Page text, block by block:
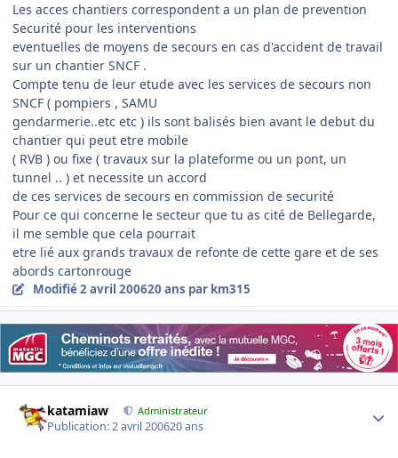
Les acces chantiers correspondent a un plan de prevention
Securité pour les interventions
eventuelles de moyens de secours en cas d'accident de travail
sur un chantier SNCF .
Compte tenu de leur etude avec les services de secours non
SNCF ( pompiers , SAMU
gendarmerie..etc etc ) ils sont balisés bien avant le debut du
chantier qui peut etre mobile
( RVB ) ou fixe ( travaux sur la plateforme ou un pont, un
tunnel .. ) et necessite un accord
de ces services de secours en commission de securité
Pour ce qui concerne le secteur que tu as cité de Bellegarde,
il me semble que cela pourrait
etre lié aux grands travaux de refonte de cette gare et de ses
abords cartonrouge
Modifié2 avril 200620 ans par km315
katamiaw Administrateur
Publication:2 avril 200620 ans